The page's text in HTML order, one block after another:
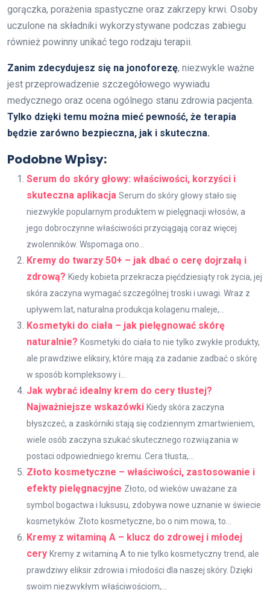
gorączka, porażenia spastyczne oraz zakrzepy krwi. Osoby
uczulone na składniki wykorzystywane podczas zabiegu
również powinny unikać tego rodzaju terapii.
Zanim zdecydujesz się na jonoforezę, niezwykle ważne
jest przeprowadzenie szczegółowego wywiadu
medycznego oraz ocena ogólnego stanu zdrowia pacjenta.
Tylko dzięki temu można mieć pewność, że terapia
będzie zarówno bezpieczna, jak i skuteczna.
Podobne Wpisy:
Serum do skóry głowy: właściwości, korzyści i
skuteczna aplikacja Serum do skóry głowy stało się
niezwykle popularnym produktem w pielęgnacji włosów, a
jego dobroczynne właściwości przyciągają coraz więcej
zwolenników. Wspomaga ono...
Kremy do twarzy 50+ – jak dbać o cerę dojrzałą i
zdrową? Kiedy kobieta przekracza pięćdziesiąty rok życia, jej
skóra zaczyna wymagać szczególnej troski i uwagi. Wraz z
upływem lat, naturalna produkcja kolagenu maleje,...
Kosmetyki do ciała – jak pielęgnować skórę
naturalnie? Kosmetyki do ciała to nie tylko zwykłe produkty,
ale prawdziwe eliksiry, które mają za zadanie zadbać o skórę
w sposób kompleksowy i...
Jak wybrać idealny krem do cery tłustej?
Najważniejsze wskazówki Kiedy skóra zaczyna
błyszczeć, a zaskórniki stają się codziennym zmartwieniem,
wiele osób zaczyna szukać skutecznego rozwiązania w
postaci odpowiedniego kremu. Cera tłusta,...
Złoto kosmetyczne – właściwości, zastosowanie i
efekty pielęgnacyjne Złoto, od wieków uważane za
symbol bogactwa i luksusu, zdobywa nowe uznanie w świecie
kosmetyków. Złoto kosmetyczne, bo o nim mowa, to...
Kremy z witaminą A – klucz do zdrowej i młodej
cery Kremy z witaminą A to nie tylko kosmetyczny trend, ale
prawdziwy eliksir zdrowia i młodości dla naszej skóry. Dzięki
swoim niezwykłym właściwościom,...